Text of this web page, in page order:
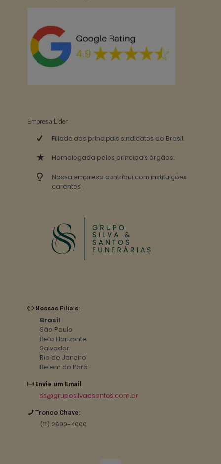
Empresa Lider
Filiada aos principais sindicatos do Brasil.
Homologada pelos principais órgãos.
Nossa empresa contribui com instituições
carentes .
Nossas Filiais:
Brasil
São Paulo
Belo Horizonte
Salvador
Rio de Janeiro
Belem do Pará
Envie um Email
ss@gruposilvaesantos.com.br
Tronco Chave:
(11) 2690-4000